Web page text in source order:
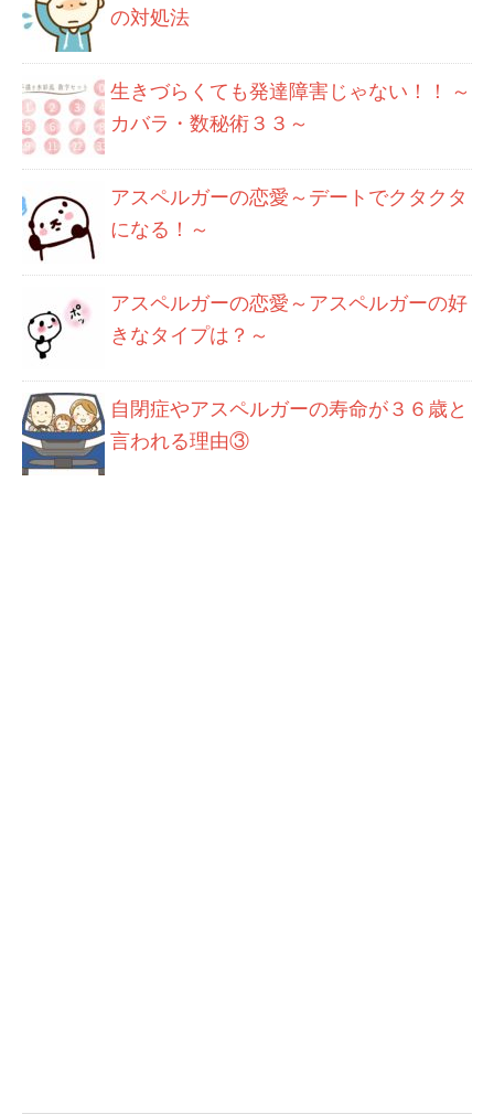
の対処法
生きづらくても発達障害じゃない！！ ～
カバラ・数秘術３３～
アスペルガーの恋愛～デートでクタクタ
になる！～
アスペルガーの恋愛～アスペルガーの好
きなタイプは？～
自閉症やアスペルガーの寿命が３６歳と
言われる理由③